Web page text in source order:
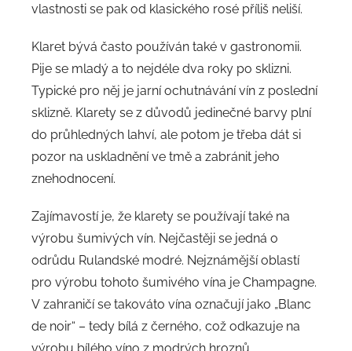
vlastnosti se pak od klasického rosé příliš neliší.
Klaret bývá často používán také v gastronomii.
Pije se mladý a to nejdéle dva roky po sklizni.
Typické pro něj je jarní ochutnávání vín z poslední
sklizně. Klarety se z důvodů jedinečné barvy plní
do průhledných lahví, ale potom je třeba dát si
pozor na uskladnění ve tmě a zabránit jeho
znehodnocení.
Zajímavostí je, že klarety se používají také na
výrobu šumivých vín. Nejčastěji se jedná o
odrůdu Rulandské modré. Nejznámější oblastí
pro výrobu tohoto šumivého vína je Champagne.
V zahraničí se takováto vína označují jako „Blanc
de noir“ – tedy bílá z černého, což odkazuje na
výrobu bílého víno z modrých hroznů.